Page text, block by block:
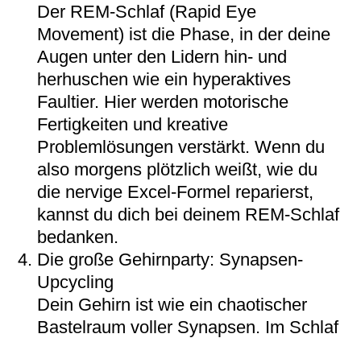
Der REM-Schlaf (Rapid Eye
Movement) ist die Phase, in der deine
Augen unter den Lidern hin- und
herhuschen wie ein hyperaktives
Faultier. Hier werden motorische
Fertigkeiten und kreative
Problemlösungen verstärkt. Wenn du
also morgens plötzlich weißt, wie du
die nervige Excel-Formel reparierst,
kannst du dich bei deinem REM-Schlaf
bedanken.
Die große Gehirnparty: Synapsen-
Upcycling
Dein Gehirn ist wie ein chaotischer
Bastelraum voller Synapsen. Im Schlaf